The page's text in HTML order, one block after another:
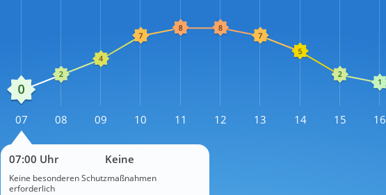
L
07 08 09 10 11 12 13 14 15 16
07:00 Uhr Keine
Keine besonderen Schutzmaßnahmen
erforderlich